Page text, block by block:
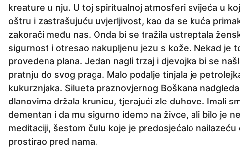
kreature u nju. U toj spiritualnoj atmosferi svijeća u
oštru i zastrašujuću uvjerljivost, kao da se kuća
zakorači među nas. Onda bi se tražila ustreptala
sigurnost i otresao nakupljenu jezu s kože. Nekad je
provedena plana. Jedan nagli trzaj i djevojka bi se
pratnju do svog praga. Malo podalje tinjala je
kukurznjaka. Silueta praznovjernog Boškana
dlanovima držala krunicu, tjerajući zle duhove. Imali
dementan i da mu sigurno idemo na živce, ali bilo je
meditaciji, šestom čulu koje je predosjećalo
prostirao pred nama.